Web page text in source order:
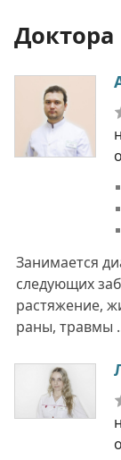
Доктора
Занимается
следующих
растяжение,
раны, травмы